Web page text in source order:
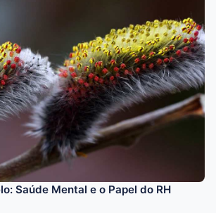
Saúde Mental e o Papel do RH